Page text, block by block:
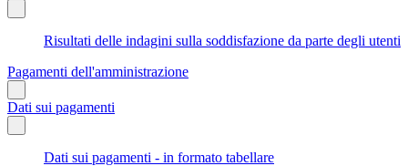
Risultati delle indagini sulla soddisfazione da parte degli utenti
Pagamenti dell'amministrazione
Dati sui pagamenti
Dati sui pagamenti - in formato tabellare